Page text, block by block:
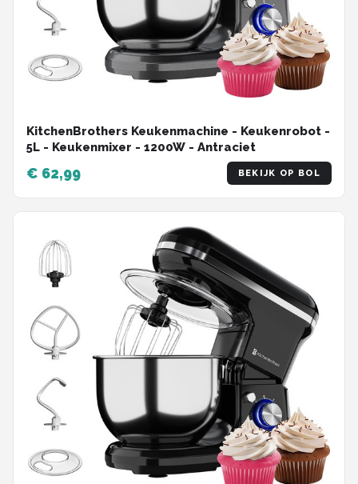
KitchenBrothers Keukenmachine - Keukenrobot -
5L - Keukenmixer - 1200W - Antraciet
€ 62,99 BEKIJK OP BOL